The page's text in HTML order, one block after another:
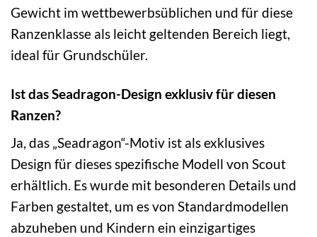
Gewicht im wettbewerbsüblichen und für diese
Ranzenklasse als leicht geltenden Bereich liegt,
ideal für Grundschüler.
Ist das Seadragon-Design exklusiv für diesen
Ranzen?
Ja, das „Seadragon“-Motiv ist als exklusives
Design für dieses spezifische Modell von Scout
erhältlich. Es wurde mit besonderen Details und
Farben gestaltet, um es von Standardmodellen
abzuheben und Kindern ein einzigartiges